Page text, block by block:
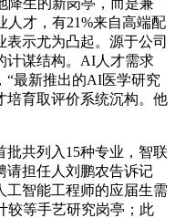
才，有21%来自高端配
示尤为凸起。源于公司
计谋结构。AI人才需求
“最新推出的AI医学研究
培育取评价系统沉构。他
共列入15种专业，智联
请担任人刘鹏农告诉记
工智能工程师的应届生需
较等手艺研究岗亭；此